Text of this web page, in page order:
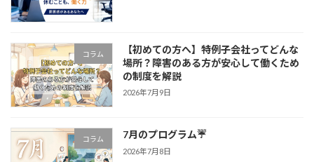
コラム
【初めての方へ】特例子会社ってどんな
場所？障害のある方が安心して働くため
の制度を解説
2026年7月9日
コラム 7月のプログラム☔
2026年7月8日